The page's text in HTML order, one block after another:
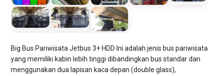
Big Bus Pariwisata Jetbus 3+ HDD Ini adalah jenis bus pariwisata
yang memiliki kabin lebih tinggi dibandingkan bus standar dan
menggunakan dua lapisan kaca depan (double glass),